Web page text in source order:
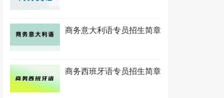
商务意大利语专员招生简章
商务西班牙语专员招生简章